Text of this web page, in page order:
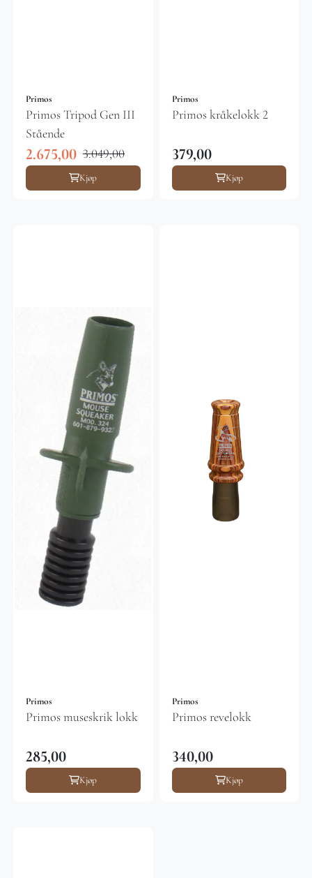
Primos
Primos Tripod Gen III
Stående
2.675,00 3.049,00
Kjøp
Primos
Primos kråkelokk 2
379,00
Kjøp
Primos
Primos museskrik lokk
285,00
Kjøp
Primos
Primos revelokk
340,00
Kjøp